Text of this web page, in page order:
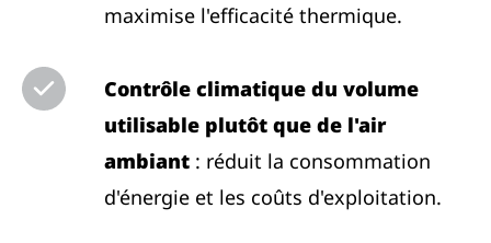
maximise l'efficacité thermique.
Contrôle climatique du volume
utilisable plutôt que de l'air
ambiant : réduit la consommation
d'énergie et les coûts d'exploitation.